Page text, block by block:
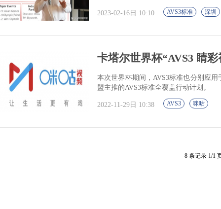
果成功推进，对于AVS来说可能是一...
2023-02-16日 10:10
AVS3标准 深圳
卡塔尔世界杯“AVS3 睛
本次世界杯期间，AVS3标准也分别应
盟主推的AVS3标准全覆盖行动计划。
2022-11-29日 10:38 AVS3 咪咕
8 条记录 1/1